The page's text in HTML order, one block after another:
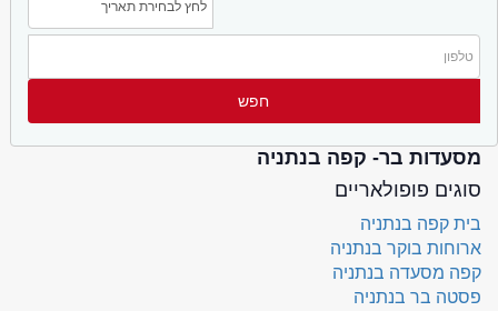
מסעדות בר- קפה בנתניה
סוגים פופולאריים
בית קפה בנתניה
ארוחות בוקר בנתניה
קפה מסעדה בנתניה
פסטה בר בנתניה